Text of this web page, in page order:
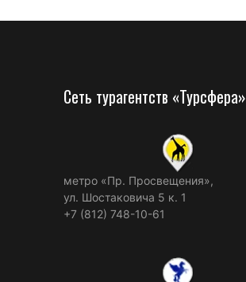
Сеть турагентств «Турсфера»
метро «Пр. Просвещения»,
ул. Шостаковича 5 к. 1
+7 (812) 748-10-61